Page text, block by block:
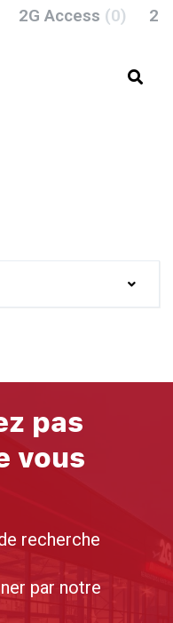
2G Access (0)
pas
vous
recherche
par notre